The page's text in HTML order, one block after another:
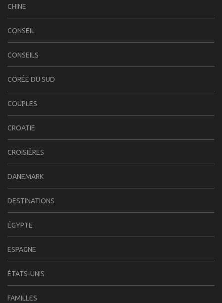
CHINE
CONSEIL
CONSEILS
CORÉE DU SUD
COUPLES
CROATIE
CROISIÈRES
DANEMARK
DESTINATIONS
ÉGYPTE
ESPAGNE
ÉTATS-UNIS
FAMILLES